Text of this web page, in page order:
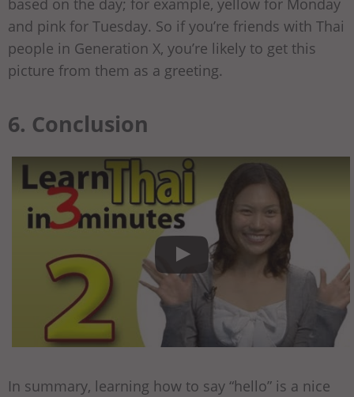
based on the day; for example, yellow for Monday
and pink for Tuesday. So if you’re friends with Thai
people in Generation X, you’re likely to get this
picture from them as a greeting.
6. Conclusion
In summary, learning how to say “hello” is a nice